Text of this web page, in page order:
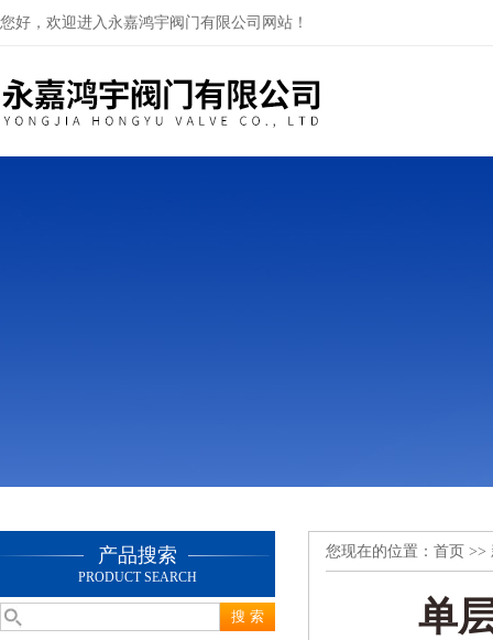
您好，欢迎进入永嘉鸿宇阀门有限公司网站！
产品搜索
PRODUCT SEARCH
您现在的位置： 首页 >>
单